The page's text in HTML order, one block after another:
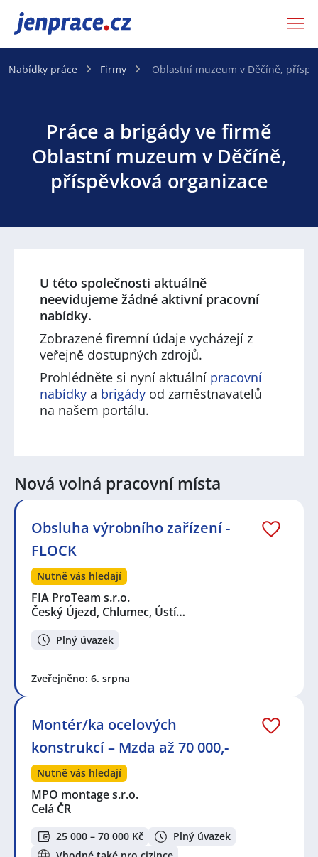
JenPráce.cz
Nabídky práce Firmy Oblastní muzeum v Děčíně,
Práce a brigády ve firmě
Oblastní muzeum v Děčíně,
příspěvková organizace
U této společnosti aktuálně
neevidujeme žádné aktivní pracovní
nabídky.
Zobrazené firemní údaje vycházejí z
veřejně dostupných zdrojů.
Prohlédněte si nyní aktuální pracovní
nabídky a brigády od zaměstnavatelů
na našem portálu.
Nová volná pracovní místa
Obsluha výrobního zařízení -
FLOCK
Nutně vás hledají
FIA ProTeam s.r.o.
Český Újezd, Chlumec, Ústí…
Plný úvazek
Zveřejněno: 6. srpna
Montér/ka ocelových
konstrukcí – Mzda až 70 000,-
Nutně vás hledají
MPO montage s.r.o.
Celá ČR
25 000 – 70 000 Kč
Plný úvazek